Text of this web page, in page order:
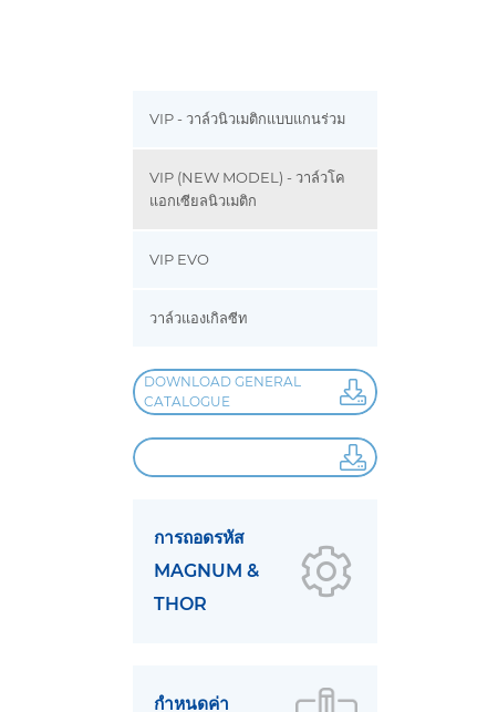
VIP - วาล์วนิวเมติกแบบแกนร่วม
VIP (NEW MODEL) - วาล์วโค
แอกเซียลนิวเมติก
VIP EVO
วาล์วแองเกิลซีท
DOWNLOAD GENERAL
CATALOGUE
การถอดรหัส
MAGNUM &
THOR
กำหนดค่า